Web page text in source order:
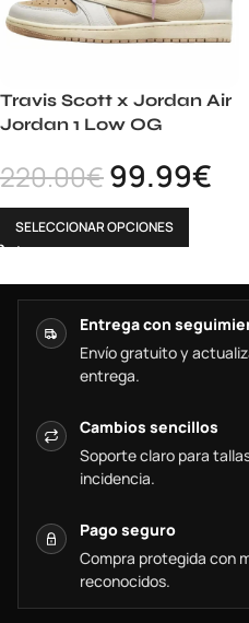
Travis Scott x Jordan Air
Jordan 1 Low OG
220.00€99.99€
SELECCIONAR OPCIONES
Entrega con
Envío gratuito y
entrega.
Cambios sencillos
Soporte claro para
incidencia.
Pago seguro
Compra protegida con
reconocidos.